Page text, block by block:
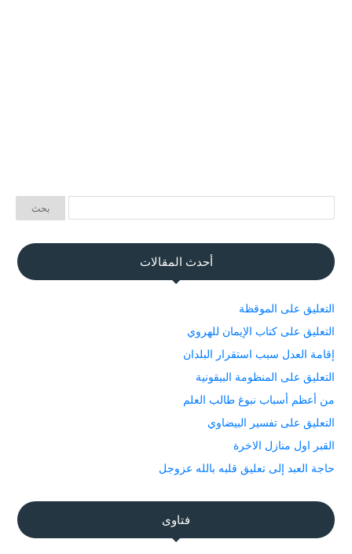
أحدث المقالات
التعليق على الموقظة
التعليق على كتاب الإيمان للهروي
إقامة العدل سبب استقرار البلدان
التعليق على المنظومة البيقونية
من أعظم أسباب نبوغ طالب العلم
التعليق على تفسير البيضاوي
القبر اول منازل الاخرة
حاجة العبد إلى تعليق قلبه بالله عزوجل
فتاوى